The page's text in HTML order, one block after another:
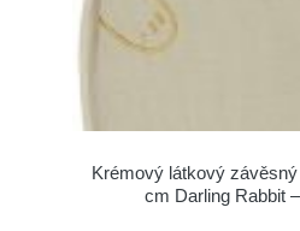
Krémový látkový
cm Darling Rabbit